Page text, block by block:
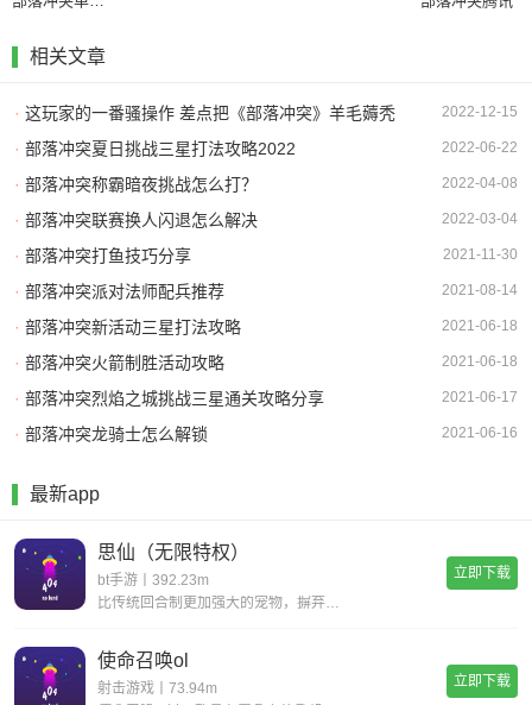
相关文章
2022-12-15
· 这玩家的一番骚操作 差点把《部落冲突》羊毛薅秃
2022-06-22
· 部落冲突夏日挑战三星打法攻略2022
2022-04-08
· 部落冲突称霸暗夜挑战怎么打？
2022-03-04
· 部落冲突联赛换人闪退怎么解决
2021-11-30
· 部落冲突打鱼技巧分享
2021-08-14
· 部落冲突派对法师配兵推荐
2021-06-18
· 部落冲突新活动三星打法攻略
2021-06-18
· 部落冲突火箭制胜活动攻略
2021-06-17
· 部落冲突烈焰之城挑战三星通关攻略分享
2021-06-16
· 部落冲突龙骑士怎么解锁
最新app
思仙（无限特权）
bt手游丨392.23m
比传统回合制更加强大的宠物，摒弃复杂的宠物合成，普通宠物都可以拥有15技能，更有逆天宠物神技，带你体验不一样的宠物养成。一键挂机，解放双手不用肝;无限商城，一莲玉领全奖励;首充神技，助你成就大侠路;满vip，登录就送v15。
立即下载
使命召唤ol
射击游戏丨73.94m
立即下载